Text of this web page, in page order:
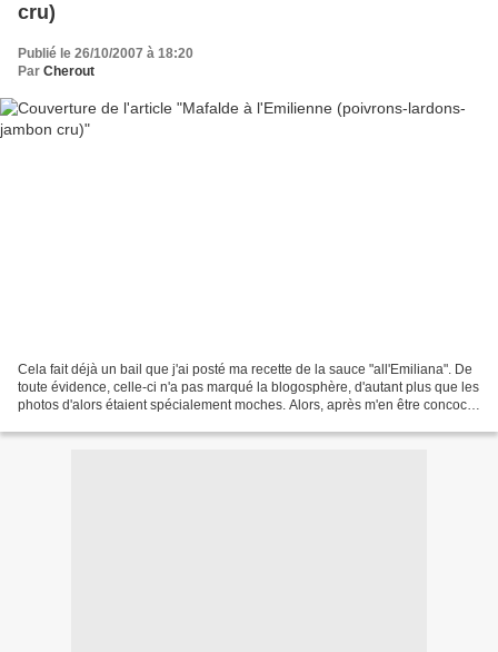
cru)
Publié le 26/10/2007 à 18:20
Par Cherout
Cela fait déjà un bail que j'ai posté ma recette de la sauce "all'Emiliana". De
toute évidence, celle-ci n'a pas marqué la blogosphère, d'autant plus que les
photos d'alors étaient spécialement moches. Alors, après m'en être concocté